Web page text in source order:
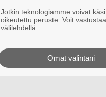
Jotkin teknologiamme voivat
oikeutettu peruste. Voit
välilehdellä.
Omat valintani